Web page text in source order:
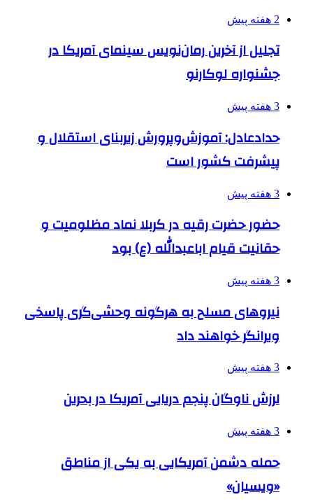
2 هفته پیش
تجلیل از آخرین رمان‌نویس سینمای آمریکا در
جشنواره لوکارنو
3 هفته پیش
حدادعادل: آموزش‌وپرورش زیربنای استقلال و
پیشرفت کشور است
3 هفته پیش
حضور حضرت رقیه در کربلا نماد مظلومیت و
حقانیت قیام اباعبدالله (ع) بود
3 هفته پیش
نیروهای مسلح به هرگونه وحشی‌گری پاسخی
ویرانگر خواهند داد
3 هفته پیش
لرزش ناوگان پنجم دریایی آمریکا در بحرین
3 هفته پیش
حمله دشمن آمریکایی به یکی از مناطق
«ویسیان»